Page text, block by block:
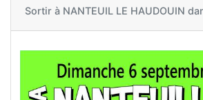
Sortir à NANTEUIL LE HAUDOUIN